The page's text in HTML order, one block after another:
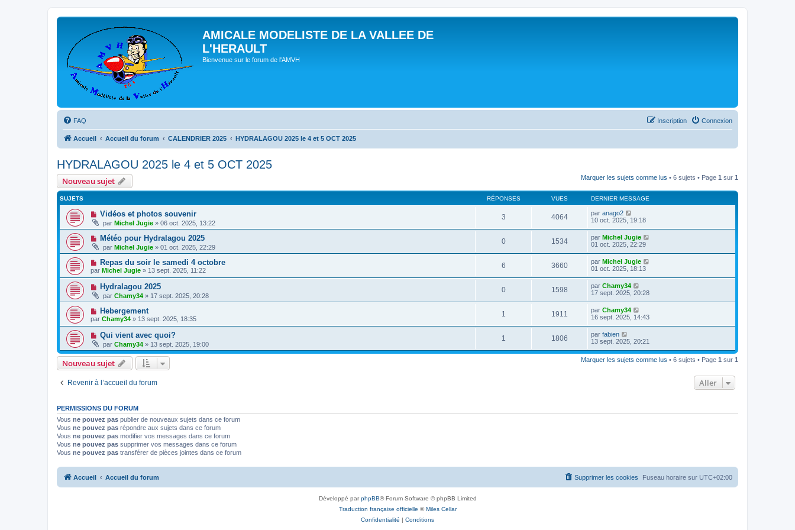
AMICALE MODELISTE DE LA VALLEE DE
L'HERAULT
Bienvenue sur le forum de l'AMVH
FAQ Connexion
Inscription
Accueil Accueil du forum CALENDRIER 2025 HYDRALAGOU 2025 le 4 et 5 OCT 2025
HYDRALAGOU 2025 le 4 et 5 OCT 2025
Nouveau sujet Marquer les sujets comme lus • 6 sujets • Page 1 sur 1
SUJETS RÉPONSES VUES DERNIER MESSAGE
Vidéos et photos souvenir
par Michel Jugie » 06 oct. 2025, 13:22
3 4064 par anago2
10 oct. 2025, 19:18
Météo pour Hydralagou 2025
par Michel Jugie » 01 oct. 2025, 22:29
0 1534 par Michel Jugie
01 oct. 2025, 22:29
Repas du soir le samedi 4 octobre
par Michel Jugie » 13 sept. 2025, 11:22
6 3660 par Michel Jugie
01 oct. 2025, 18:13
Hydralagou 2025
par Chamy34 » 17 sept. 2025, 20:28
0 1598 par Chamy34
17 sept. 2025, 20:28
Hebergement
par Chamy34 » 13 sept. 2025, 18:35
1 1911 par Chamy34
16 sept. 2025, 14:43
Qui vient avec quoi?
par Chamy34 » 13 sept. 2025, 19:00
1 1806 par fabien
13 sept. 2025, 20:21
Nouveau sujet Marquer les sujets comme lus • 6 sujets • Page 1 sur 1
Revenir à l’accueil du forum Aller
PERMISSIONS DU FORUM
Vous ne pouvez pas publier de nouveaux sujets dans ce forum
Vous ne pouvez pas répondre aux sujets dans ce forum
Vous ne pouvez pas modifier vos messages dans ce forum
Vous ne pouvez pas supprimer vos messages dans ce forum
Vous ne pouvez pas transférer de pièces jointes dans ce forum
Accueil Accueil du forum Fuseau horaire sur UTC+02:00
Supprimer les cookies
Développé parphpBB® Forum Software © phpBB Limited
Traduction française officielle ©Miles Cellar
Confidentialité | Conditions